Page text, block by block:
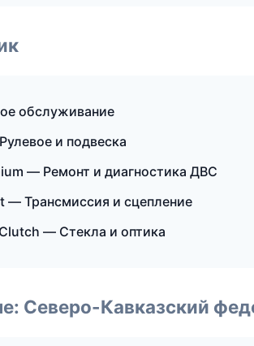
обслуживание
и подвеска
— Ремонт и диагностика ДВС
— Трансмиссия и сцепление
— Стекла и оптика
Северо-Кавказский